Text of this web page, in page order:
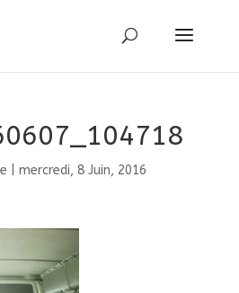
mercredi, 8 Juin, 2016